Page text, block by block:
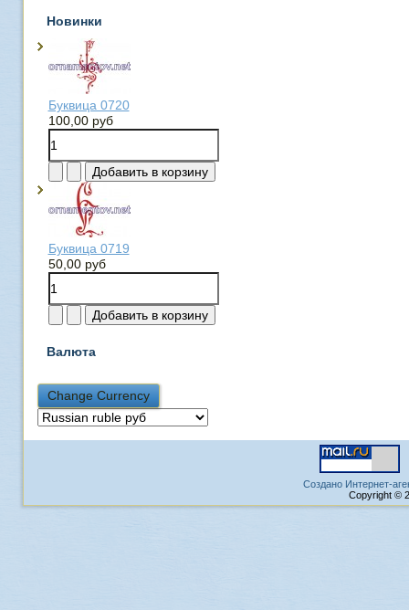
Новинки
Буквица 0720
100,00 руб
Буквица 0719
50,00 руб
Валюта
Создано Интернет-
Copyright ©